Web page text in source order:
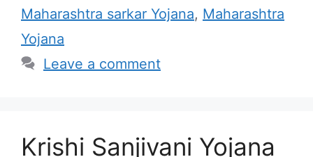
Maharashtra sarkar Yojana, Maharashtra
Yojana
Leave a comment
Krishi Sanjivani Yojana